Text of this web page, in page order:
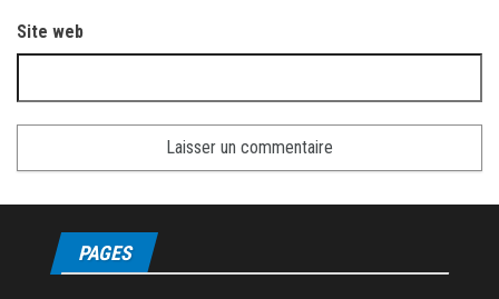
Site web
PAGES